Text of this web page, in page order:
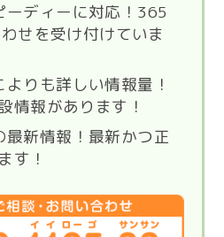
ーディーに対応！365
せを受け付けていま
りも詳しい情報量！
情報があります！
最新情報！最新かつ正
す！